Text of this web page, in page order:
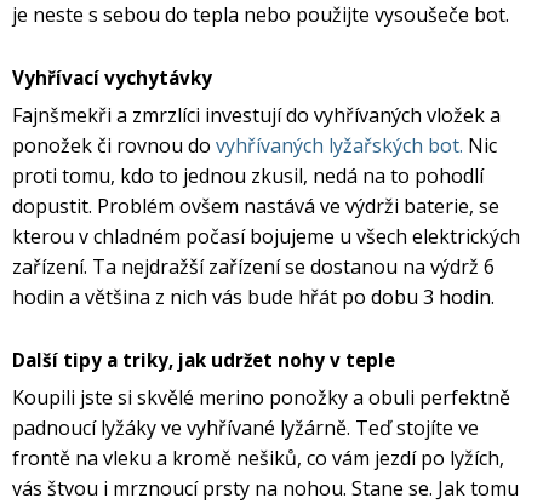
je neste s sebou do tepla nebo použijte vysoušeče bot.
Vyhřívací vychytávky
Fajnšmekři a zmrzlíci investují do vyhřívaných vložek a
ponožek či rovnou do vyhřívaných lyžařských bot. Nic
proti tomu, kdo to jednou zkusil, nedá na to pohodlí
dopustit. Problém ovšem nastává ve výdrži baterie, se
kterou v chladném počasí bojujeme u všech elektrických
zařízení. Ta nejdražší zařízení se dostanou na výdrž 6
hodin a většina z nich vás bude hřát po dobu 3 hodin.
Další tipy a triky, jak udržet nohy v teple
Koupili jste si skvělé merino ponožky a obuli perfektně
padnoucí lyžáky ve vyhřívané lyžárně. Teď stojíte ve
frontě na vleku a kromě nešiků, co vám jezdí po lyžích,
vás štvou i mrznoucí prsty na nohou. Stane se. Jak tomu